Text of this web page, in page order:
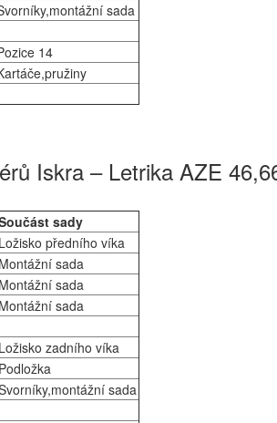
sada
14
Iskra – Letrika AZE
sady
Ložisko předního víka
Montážní sada
Montážní sada
Montážní sada
Ložisko zadního víka
Podložka
sada